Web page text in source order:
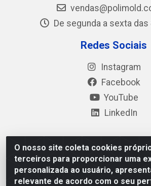
O nosso site coleta cookies
terceiros para proporcionar uma
personalizada ao usuário,
relevante de acordo com o seu
De segunda a sexta das
Redes Sociais
Instagram
Facebook
YouTube
LinkedIn
Polimold Industrial Ltda - Estrada dos
Bernardo do Campo / SP – CEP:
44.106.466/0001-41